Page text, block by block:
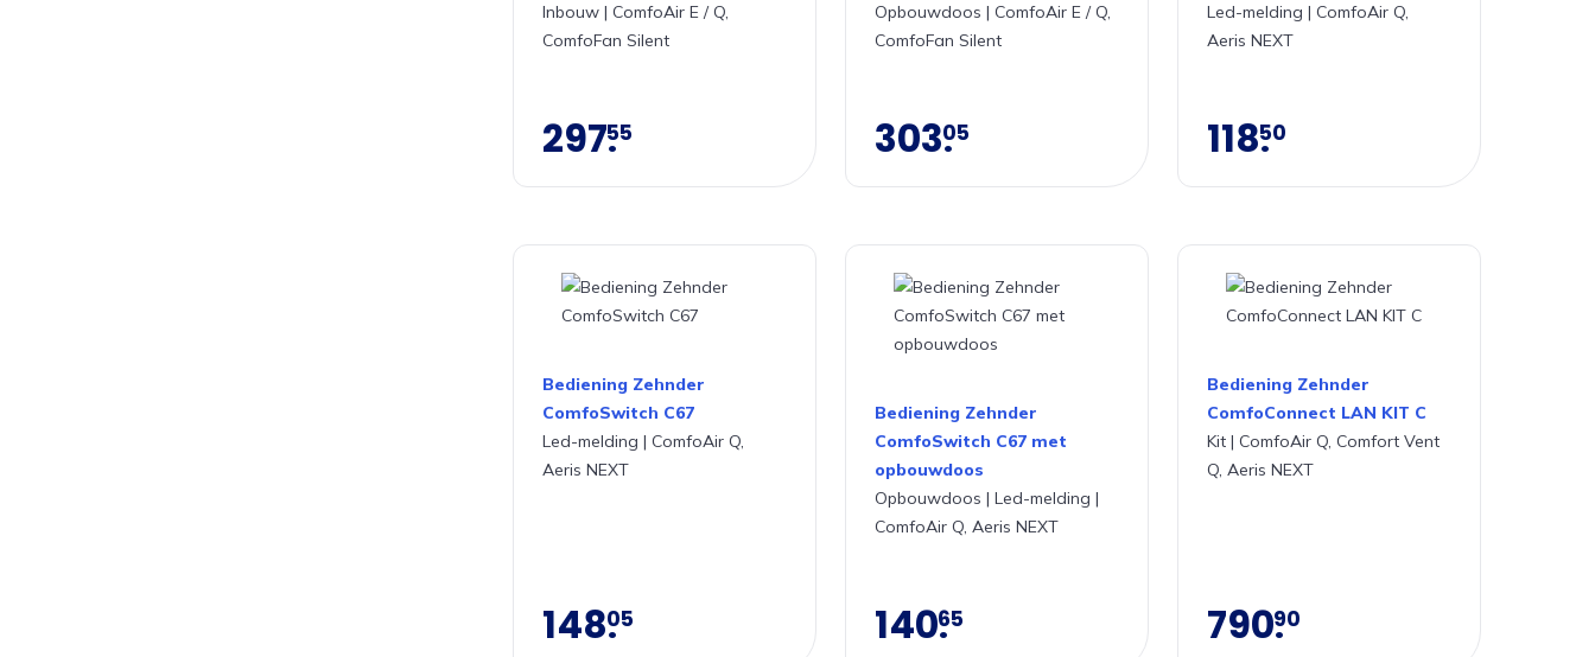
Inbouw | ComfoAir E / Q,
ComfoFan Silent
29755
Opbouwdoos | ComfoAir E / Q,
ComfoFan Silent
30305
Led-melding | ComfoAir Q,
Aeris NEXT
11850
Bediening Zehnder
ComfoSwitch C67
Led-melding | ComfoAir Q,
Aeris NEXT
14805
Bediening Zehnder
ComfoSwitch C67 met
opbouwdoos
Opbouwdoos | Led-melding |
ComfoAir Q, Aeris NEXT
14065
Bediening Zehnder
ComfoConnect LAN KIT C
Kit | ComfoAir Q, Comfort Vent
Q, Aeris NEXT
79090